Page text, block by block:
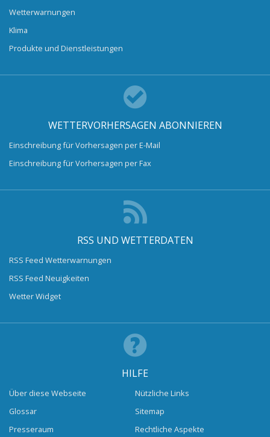
Wetterwarnungen
Klima
Produkte und Dienstleistungen
WETTERVORHERSAGEN ABONNIEREN
Einschreibung für Vorhersagen per E-Mail
Einschreibung für Vorhersagen per Fax
RSS UND WETTERDATEN
RSS Feed Wetterwarnungen
RSS Feed Neuigkeiten
Wetter Widget
HILFE
Über diese Webseite
Glossar
Presseraum
Nützliche Links
Sitemap
Rechtliche Aspekte